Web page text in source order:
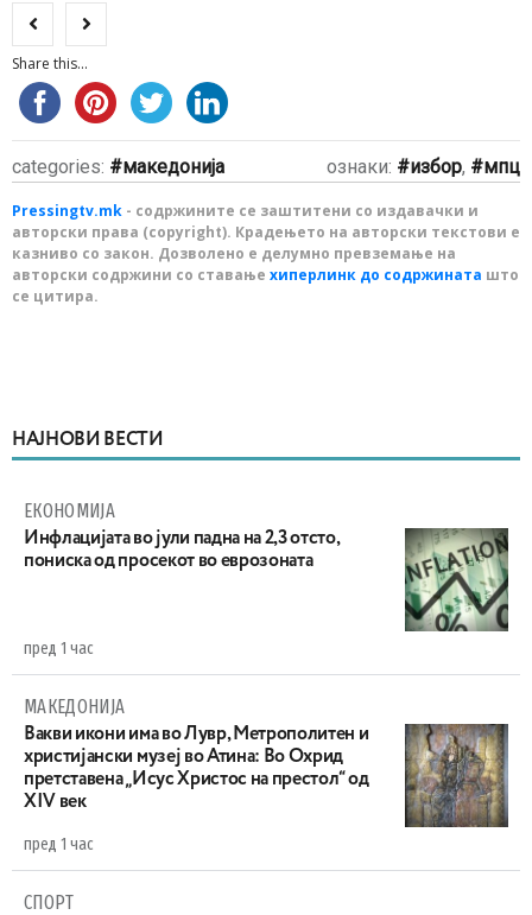
Share this...
categories: македонија ознаки: избор, мпц
Pressingtv.mk - содржините се заштитени со издавачки и
авторски права (copyright). Крадењето на авторски текстови е
казниво со закон. Дозволено е делумно превземање на
авторски содржини со ставање хиперлинк до содржината што
се цитира.
НАЈНОВИ ВЕСТИ
ЕКОНОМИЈА
Инфлацијата во јули падна на 2,3 отсто,
пониска од просекот во еврозоната
пред 1 час
МАКЕДОНИЈА
Вакви икони има во Лувр, Метрополитен и
христијански музеј во Атина: Во Охрид
претставена „Исус Христос на престол“ од
XIV век
пред 1 час
СПОРТ